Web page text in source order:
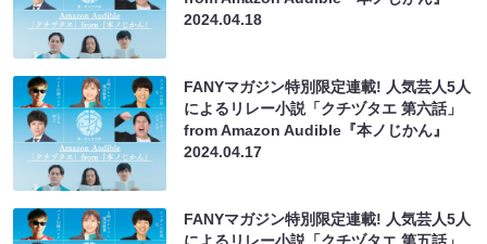
2024.04.18
FANYマガジン特別限定連載! 人気芸人5人
によるリレー小説「クチヅタエ 第六話」
from Amazon Audible『本ノじかん』
2024.04.17
FANYマガジン特別限定連載! 人気芸人5人